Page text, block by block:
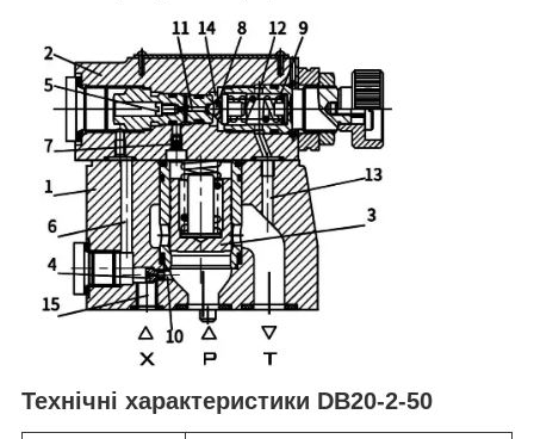
Технічні характеристики DB20-2-50